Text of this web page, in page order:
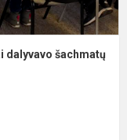
šachmatų